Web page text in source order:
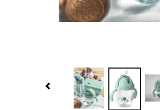
Previous